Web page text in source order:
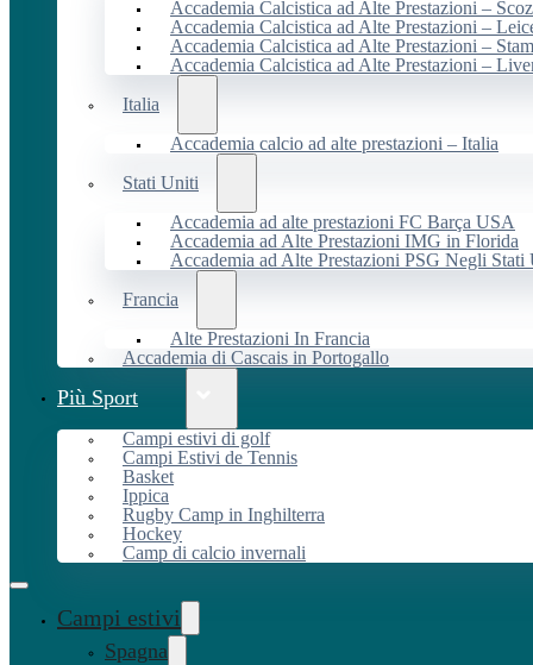
Accademia Calcistica ad Alte Prestazioni –
Accademia Calcistica ad Alte Prestazioni –
Accademia Calcistica ad Alte Prestazioni –
Accademia Calcistica ad Alte Prestazioni –
Italia
Accademia calcio ad alte prestazioni – Italia
Stati Uniti
Accademia ad alte prestazioni FC Barça USA
Accademia ad Alte Prestazioni IMG in Florida
Accademia ad Alte Prestazioni PSG Negli Stati
Francia
Alte Prestazioni In Francia
Accademia di Cascais in Portogallo
Più Sport
Campi estivi di golf
Campi Estivi de Tennis
Basket
Ippica
Rugby Camp in Inghilterra
Hockey
Camp di calcio invernali
Campi estivi
Spagna